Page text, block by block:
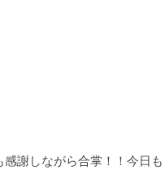
謝しながら合掌！！今日も